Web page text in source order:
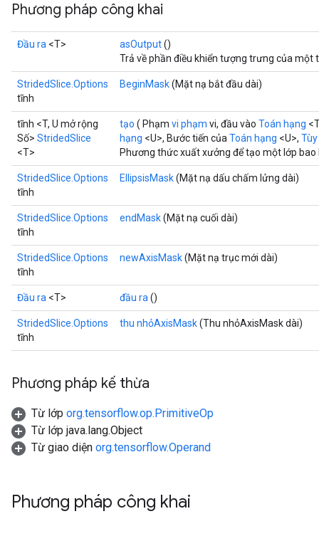
Phương pháp công khai
Đầu ra <T> asOutput()
Trả về phần điều khiển tượng trưng của một
StridedSlice.Options
tĩnh
BeginMask(Mặt nạ bắt đầu dài)
tĩnh <T, U mở rộng
Số> StridedSlice
<T>
tạo ( Phạm vi phạm vi, đầu vào Toán hạng
hạng <U>, Bước tiến của Toán hạng <U>, Tùy
Phương thức xuất xưởng để tạo một lớp
StridedSlice.Options
tĩnh
EllipsisMask(Mặt nạ dấu chấm lửng dài)
StridedSlice.Options
tĩnh
endMask(Mặt nạ cuối dài)
StridedSlice.Options
tĩnh
newAxisMask(Mặt nạ trục mới dài)
Đầu ra <T> đầu ra ()
StridedSlice.Options
tĩnh
thu nhỏAxisMask(Thu nhỏAxisMask dài)
Phương pháp kế thừa
Từ lớp org.tensorflow.op.PrimitiveOp
Từ lớp java.lang.Object
Từ giao diện org.tensorflow.Operand
Phương pháp công khai